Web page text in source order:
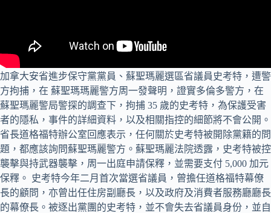
加拿大安省進步保守黨黨員、蘇聖瑪麗選區省議員史考特，遭警
方拘捕，在 蘇聖瑪瑪麗警方周一發聲明，證實多倫多警方，在
蘇聖瑪麗警局警探的調查下，拘捕 35 歲的史考特，為保護受害
者的隱私，事件的詳細資料，以及相關指控的細節將不會公開。
省長道格福特辦公室回應表示，任何關於史考特被開除黨籍的問
題，都應該詢問蘇聖瑪麗警方。蘇聖瑪麗法院透露，史考特被控
襲擊與持武器襲擊，周一出庭申請保釋，並需要支付 5,000 加元
保釋。 史考特今年二月首次當選省議員，曾擔任道格福特幕僚
長的顧問，亦曾出任住房副廳長，以及政府及消費者服務廳廳長
的幕僚長。被逐出黨團的史考特，並不會失去省議員身份，並自